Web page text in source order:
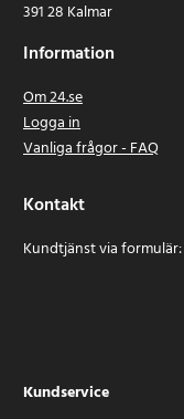
391 28 Kalmar
Information
Om 24.se
Logga in
Vanliga frågor - FAQ
Kontakt
Kundtjänst via formulär:
Kundservice